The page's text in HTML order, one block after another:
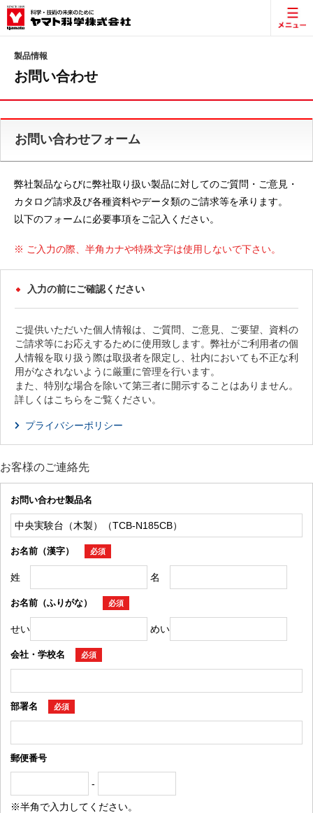
製品情報
お問い合わせ
お問い合わせフォーム
弊社製品ならびに弊社取り扱い製品に対してのご質問・ご意見・
カタログ請求及び各種資料やデータ類のご請求等を承ります。
以下のフォームに必要事項をご記入ください。
※ ご入力の際、半角カナや特殊文字は使用しないで下さい。
入力の前にご確認ください
ご提供いただいた個人情報は、ご質問、ご意見、ご要望、資料の
ご請求等にお応えするために使用致します。弊社がご利用者の個
人情報を取り扱う際は取扱者を限定し、社内においても不正な利
用がなされないように厳重に管理を行います。
また、特別な場合を除いて第三者に開示することはありません。
詳しくはこちらをご覧ください。
プライバシーポリシー
お客様のご連絡先
お問い合わせ製品名
お名前（漢字） 必須
姓 名
お名前（ふりがな） 必須
せい めい
会社・学校名 必須
部署名 必須
郵便番号
-
※半角で入力してください。